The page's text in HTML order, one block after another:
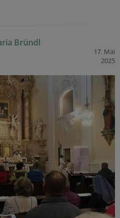
Bründl
17. Mai
2025